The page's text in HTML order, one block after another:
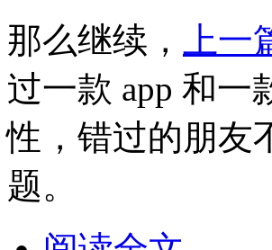
那么继续，
上一
过一款 app 和一
性，错过的朋友
题。